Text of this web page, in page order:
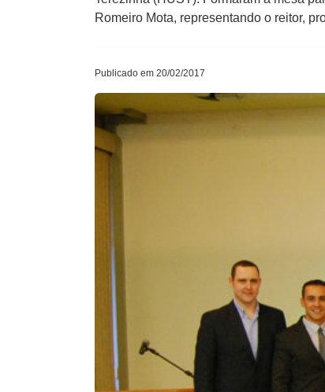
Romeiro Mota, representando o reitor,
Publicado em 20/02/2017